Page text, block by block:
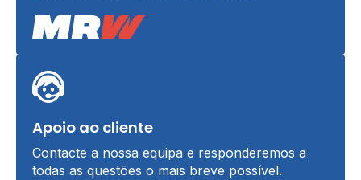
Apoio ao cliente
Contacte a nossa equipa e responderemos a
todas as questões o mais breve possível.